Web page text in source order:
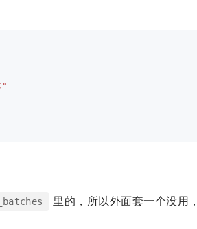
里的，所以外面套一个没用